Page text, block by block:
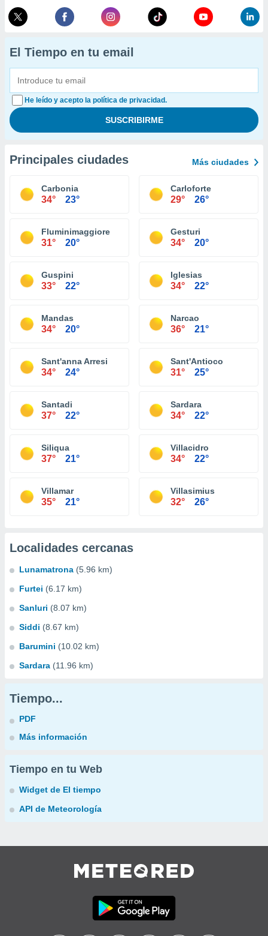
El Tiempo en tu email
He leído y acepto la política de privacidad.
Principales ciudades Más ciudades
Carbonia
34° 23°
Carloforte
29° 26°
Fluminimaggiore
31° 20°
Gesturi
34° 20°
Guspini
33° 22°
Iglesias
34° 22°
Mandas
34° 20°
Narcao
36° 21°
Sant'anna Arresi
34° 24°
Sant'Antioco
31° 25°
Santadi
37° 22°
Sardara
34° 22°
Siliqua
37° 21°
Villacidro
34° 22°
Villamar
35° 21°
Villasimius
32° 26°
Localidades cercanas
Lunamatrona (5.96 km)
Furtei (6.17 km)
Sanluri (8.07 km)
Siddi (8.67 km)
Barumini (10.02 km)
Sardara (11.96 km)
Tiempo...
PDF
Más información
Tiempo en tu Web
Widget de El tiempo
API de Meteorología